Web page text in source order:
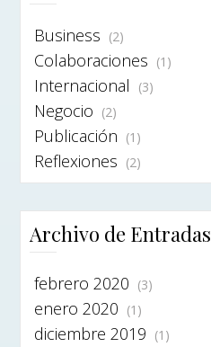
Business (2)
Colaboraciones (1)
Internacional (3)
Negocio (2)
Publicación (1)
Reflexiones (2)
Archivo de Entradas
febrero 2020 (3)
enero 2020 (1)
diciembre 2019 (1)